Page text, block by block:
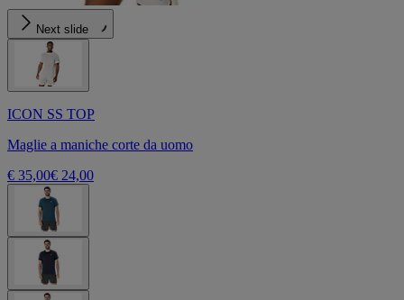
Next slide
ICON SS TOP
Maglie a maniche corte da uomo
€ 35,00€ 24,00